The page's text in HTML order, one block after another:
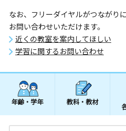
なお、フリーダイヤルがつながり
お問い合わせいただけます。
近くの教室を案内してほしい
学習に関するお問い合わせ
年齢・学年 教科・教材